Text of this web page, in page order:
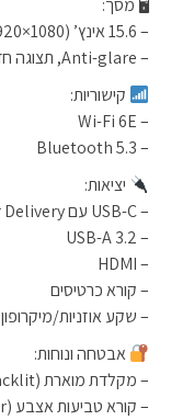
🖥 מסך:
– 15.6 אינץ’ FHD (1920×1080)
– Anti-glare, תצוגה חדה וברורה לעבודה ממושכת
קישוריות:
– Wi-Fi 6E
– Bluetooth 5.3
יציאות:
– USB-C עם Power Delivery ו-DisplayPort
– USB-A 3.2
– HDMI
– קורא כרטיסים
– שקע אוזניות/מיקרופון
אבטחה ונוחות:
– מקלדת מוארת (Backlit)
– קורא טביעות אצבע (FP Reader)